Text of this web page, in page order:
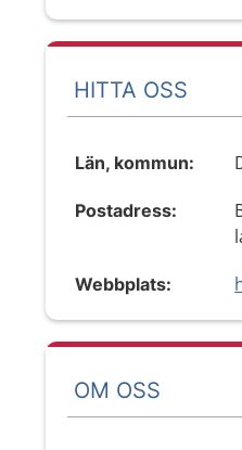
HITTA OSS
Län, kommun:
Postadress:
Webbplats:
OM OSS